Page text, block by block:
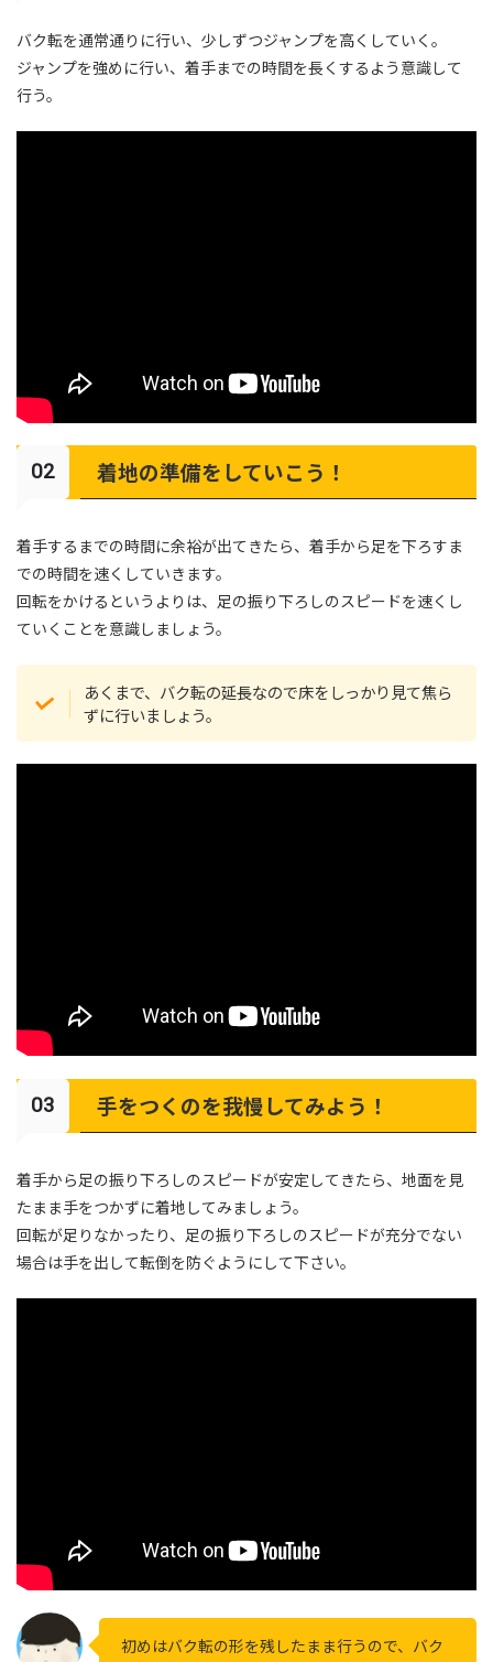
バク転を通常通りに行い、少しずつジャンプを高くしていく。
ジャンプを強めに行い、着手までの時間を長くするよう意識して
行う。
着地の準備をしていこう！
着手するまでの時間に余裕が出てきたら、着手から足を下ろすま
での時間を速くしていきます。
回転をかけるというよりは、足の振り下ろしのスピードを速くし
ていくことを意識しましょう。
あくまで、バク転の延長なので床をしっかり見て焦ら
ずに行いましょう。
手をつくのを我慢してみよう！
着手から足の振り下ろしのスピードが安定してきたら、地面を見
たまま手をつかずに着地してみましょう。
回転が足りなかったり、足の振り下ろしのスピードが充分でない
場合は手を出して転倒を防ぐようにして下さい。
初めはバク転の形を残したまま行うので、バク